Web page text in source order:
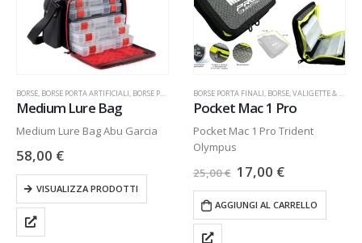
BORSE, BORSE PORTA ARTIFICIALI, BORSE PORTA FINALI ,BORSE, VALIGETTE & SEDIE,NOVITÀ
Medium Lure Bag
Medium Lure Bag Abu Garcia
58,00 €
VISUALIZZA PRODOTTI
BORSE PORTA FINALI, BORSE, VALIGETTE & SEDIE
Pocket Mac 1 Pro
Pocket Mac 1 Pro Trident
Olympus
25,00€ 17,00 €
AGGIUNGI AL CARRELLO